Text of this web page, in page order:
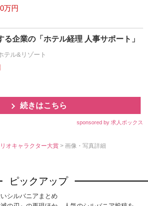
万円
る企業の「ホテル経理 人事サポート」
テル&リゾート
続きはこちら
sponsored by 求人ボックス
オキャラクター大賞> 画像・写真詳細
ピックアップ
シルバニアまとめ